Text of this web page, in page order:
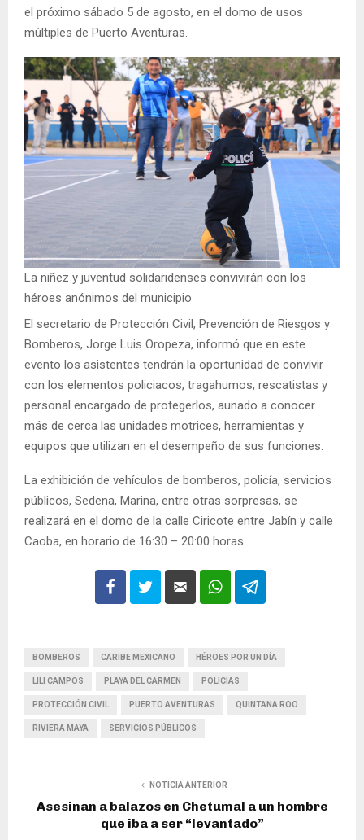
el próximo sábado 5 de agosto, en el domo de usos
múltiples de Puerto Aventuras.
La niñez y juventud solidaridenses convivirán con los
héroes anónimos del municipio
El secretario de Protección Civil, Prevención de Riesgos y
Bomberos, Jorge Luis Oropeza, informó que en este
evento los asistentes tendrán la oportunidad de convivir
con los elementos policiacos, tragahumos, rescatistas y
personal encargado de protegerlos, aunado a conocer
más de cerca las unidades motrices, herramientas y
equipos que utilizan en el desempeño de sus funciones.
La exhibición de vehículos de bomberos, policía, servicios
públicos, Sedena, Marina, entre otras sorpresas, se
realizará en el domo de la calle Ciricote entre Jabín y calle
Caoba, en horario de 16:30 – 20:00 horas.
BOMBEROS CARIBE MEXICANO HÉROES POR UN DÍA
LILI CAMPOS PLAYA DEL CARMEN POLICÍAS
PROTECCIÓN CIVIL PUERTO AVENTURAS QUINTANA ROO
RIVIERA MAYA SERVICIOS PÚBLICOS
NOTICIA ANTERIOR
Asesinan a balazos en Chetumal a un hombre
que iba a ser “levantado”